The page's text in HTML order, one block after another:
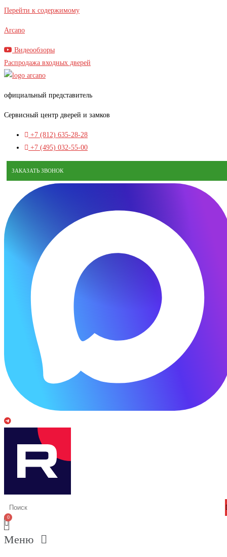
Перейти к содержимому
Arcano
Видеообзоры
Распродажа входных дверей
официальный представитель
Сервисный центр дверей и замков
+7 (812) 635-28-28
+7 (495) 032-55-00
ЗАКАЗАТЬ ЗВОНОК
Меню